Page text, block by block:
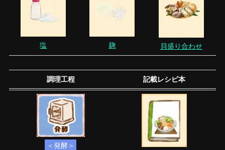
塩 麹 貝盛り合わせ
調理工程 記載レシピ本
＜発酵＞